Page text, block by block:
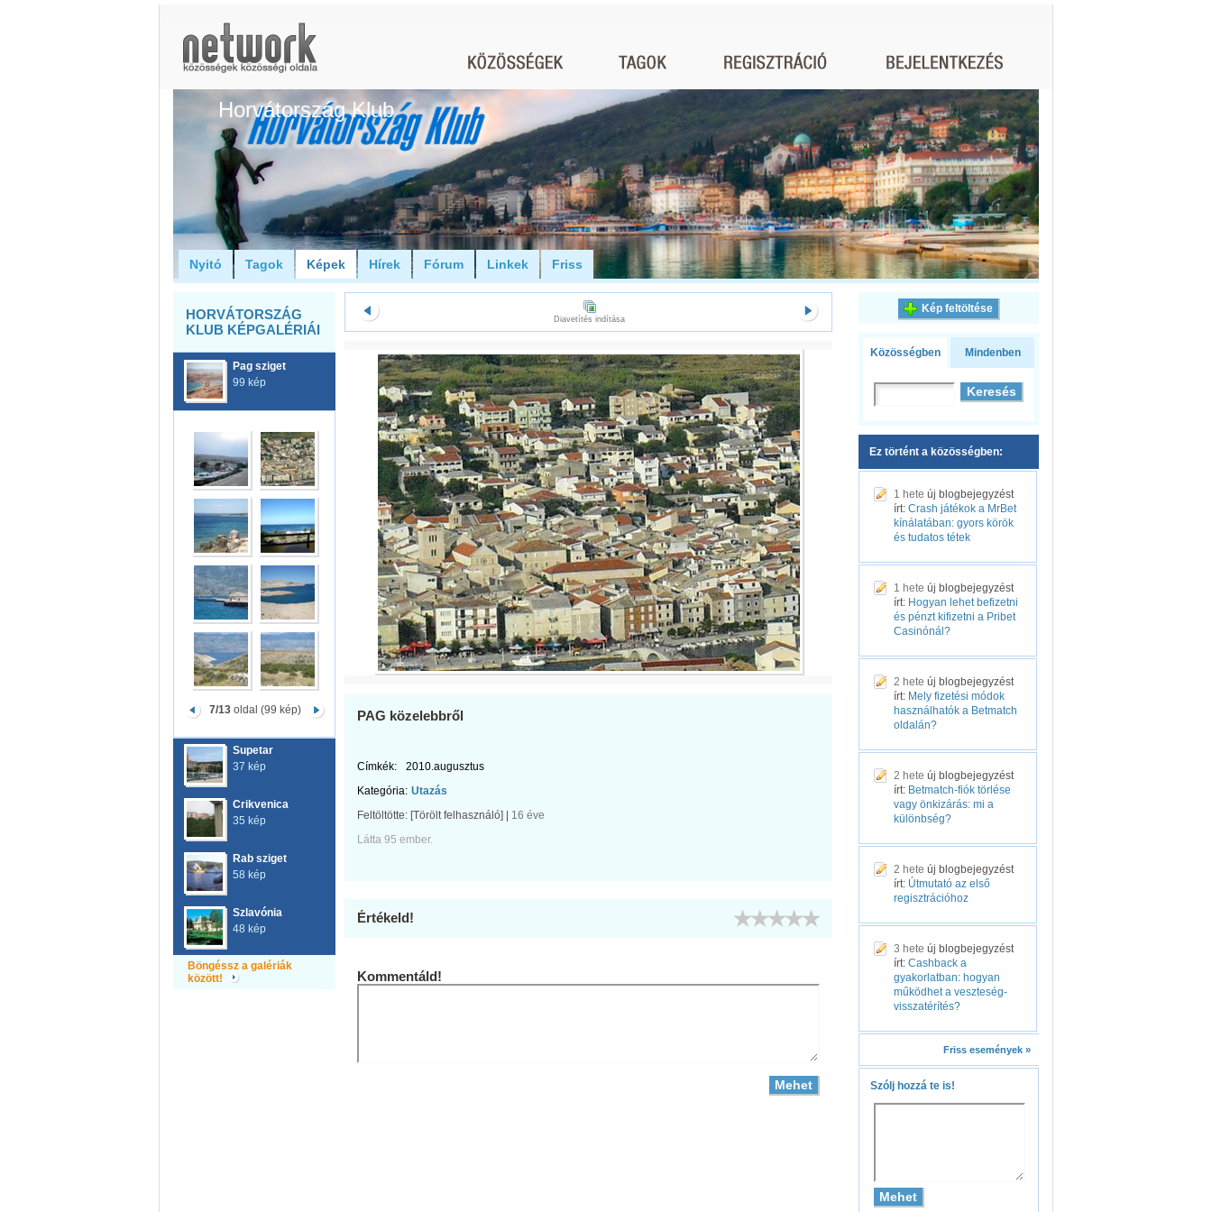
Horvátország Klub
Nyitó Tagok Képek Hírek Fórum Linkek Friss
HORVÁTORSZÁG
KLUB KÉPGALÉRIÁI
Pag sziget
99 kép
7/13 oldal (99 kép)
Supetar
37 kép
Crikvenica
35 kép
Rab sziget
58 kép
Szlavónia
48 kép
Böngéssz a galériák
között!
Diavetítés indítása
PAG közelebbről
Címkék:
2010.augusztus
Kategória: Utazás
Feltöltötte: [Törölt felhasználó]
16 éve
Látta 95 ember.
Értékeld!
Kommentáld!
Kép feltöltése
Közösségben Mindenben
Ez történt a közösségben:
1 hete új blogbejegyzést
írt: Crash játékok a MrBet
kínálatában: gyors körök
és tudatos tétek
1 hete új blogbejegyzést
írt: Hogyan lehet befizetni
és pénzt kifizetni a Pribet
Casinónál?
2 hete új blogbejegyzést
írt: Mely fizetési módok
használhatók a Betmatch
oldalán?
2 hete új blogbejegyzést
írt: Betmatch-fiók törlése
vagy önkizárás: mi a
különbség?
2 hete új blogbejegyzést
írt: Útmutató az első
regisztrációhoz
3 hete új blogbejegyzést
írt: Cashback a
gyakorlatban: hogyan
működhet a veszteség-
visszatérítés?
Friss események »
Szólj hozzá te is!